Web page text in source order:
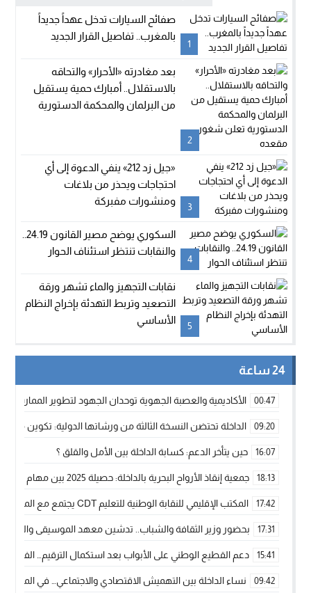
1
صفائح السيارات تدخل عهداً جديداً
بالمغرب.. تفاصيل القرار الجديد
2
بعد مغادرته «الأحرار» والتحاقه
بالاستقلال.. أمبارك حمية يستقيل
من البرلمان والمحكمة الدستورية
3
«جيل زد 212» ينفي الدعوة إلى أي
احتجاجات ويحذر من بلاغات
ومنشورات مفبركة
4
السكوري يوضح مصير القانون 24.19..
والنقابات تنتظر استئناف الحوار
5
نقابات التجهيز والماء تشهر ورقة
التصعيد وتربط التهدئة بإخراج النظام
الأساسي
24 ساعة
00:47 الأكاديمية والعصبة الجهوية توحدان الجهود لتطوير الممارسة
09:20 الداخلة تحتضن النسخة الثالثة من ورشاتها الدولية: تكوين
16:07 حين يتأخر الدعم: كسابة الداخلة بين الأمل والقلق ؟
18:13 جمعية إنقاذ الأرواح البحرية بالداخلة: حصيلة 2025 بين مهام الإنقاذ ومشروع “دار البحار”
17:42 المكتب الإقليمي للنقابة الوطنية للتعليم CDT يجتمع مع المدير الإقليمي لمناقشة ملفات جوهرية لنساء ورجال التعليم
17:31 بحضور وزير الثقافة والشباب.. تدشين معهد الموسيقى والفنون
15:41 دعم القطيع الوطني على الأبواب بعد استكمال الترقيم…
09:42 نساء الداخلة بين التهميش الاقتصادي والاجتماعي… في المؤسسات